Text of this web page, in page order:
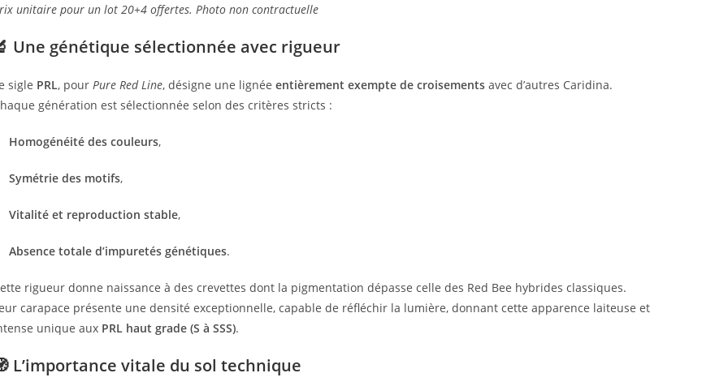
unitaire pour un lot 20+4 offertes. Photo non contractuelle
Une génétique sélectionnée avec rigueur
sigle PRL, pour Pure Red Line, désigne une lignée entièrement exempte de croisements avec d’autres Caridina.
génération est sélectionnée selon des critères stricts :
Homogénéité des couleurs,
Symétrie des motifs,
Vitalité et reproduction stable,
Absence totale d’impuretés génétiques.
rigueur donne naissance à des crevettes dont la pigmentation dépasse celle des Red Bee hybrides classiques.
carapace présente une densité exceptionnelle, capable de réfléchir la lumière, donnant cette apparence laiteuse et
unique aux PRL haut grade (S à SSS).
L’importance vitale du sol technique